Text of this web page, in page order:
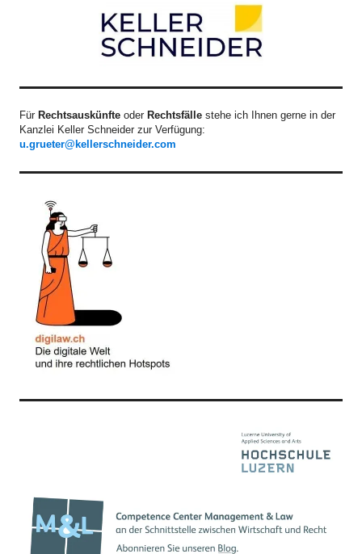
Für Rechtsauskünfte oder Rechtsfälle stehe ich Ihnen gerne in der
Kanzlei Keller Schneider zur Verfügung:
u.grueter@kellerschneider.com